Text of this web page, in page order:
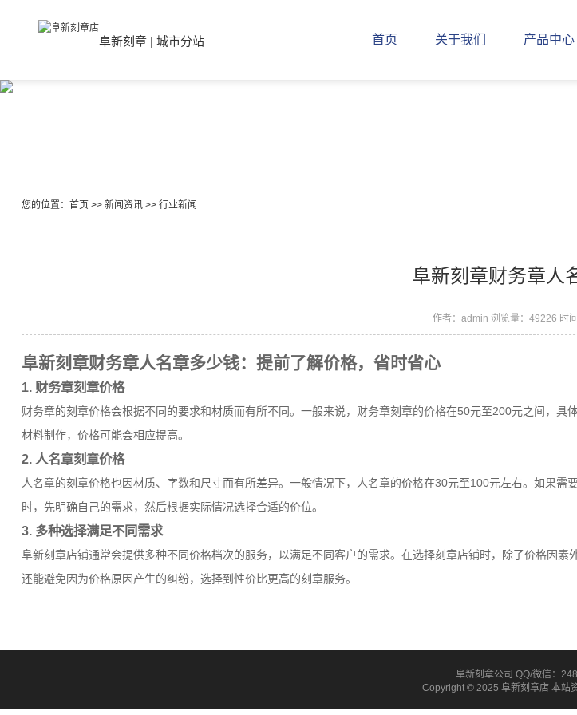
阜新刻章 | 城市分站 首页 关于我们 产品中心
您的位置： 首页>> 新闻资讯>> 行业新闻
阜新刻章财务章人
作者：admin 浏览量：49226 时
阜新刻章财务章人名章多少钱：提前了解价格，省时省心
1. 财务章刻章价格
财务章的刻章价格会根据不同的要求和材质而有所不同。一般来说，财务章刻章的价格在50元至200元之间，
材料制作，价格可能会相应提高。
2. 人名章刻章价格
人名章的刻章价格也因材质、字数和尺寸而有所差异。一般情况下，人名章的价格在30元至100元左右。如果
时，先明确自己的需求，然后根据实际情况选择合适的价位。
3. 多种选择满足不同需求
阜新刻章店铺通常会提供多种不同价格档次的服务，以满足不同客户的需求。在选择刻章店铺时，除了价格因
还能避免因为价格原因产生的纠纷，选择到性价比更高的刻章服务。
阜新刻章公司 QQ/微信：
Copyright © 2025 阜新刻章店 本站